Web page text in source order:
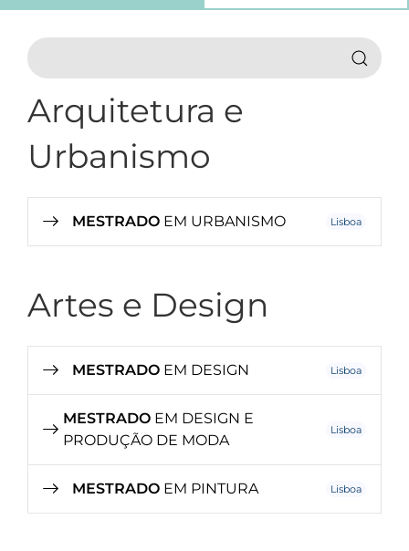
Arquitetura e
Urbanismo
MESTRADO EM URBANISMO Lisboa
Artes e Design
MESTRADO EM DESIGN Lisboa
MESTRADOEM DESIGN E
PRODUÇÃO DE MODA
Lisboa
MESTRADO EM PINTURA Lisboa